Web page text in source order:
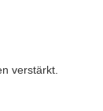
verstärkt.